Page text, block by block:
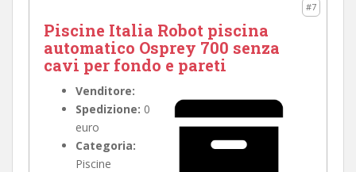
#7
Piscine Italia Robot piscina
automatico Osprey 700 senza
cavi per fondo e pareti
Venditore:
Spedizione: 0
euro
Categoria:
Piscine